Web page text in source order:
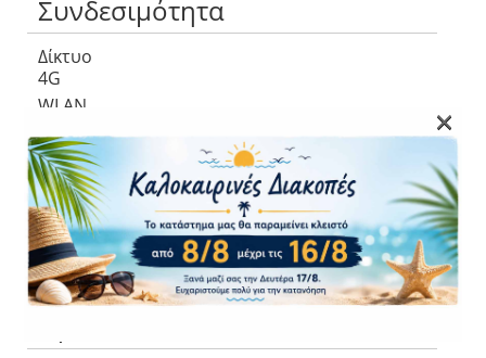
Συνδεσιμότητα
Δίκτυο
4G
WLAN
Bluetooth
Ναι 5.0, A2DP, LE
Wi-Fi Hotspot
Ναι
NFC
Οχι
×